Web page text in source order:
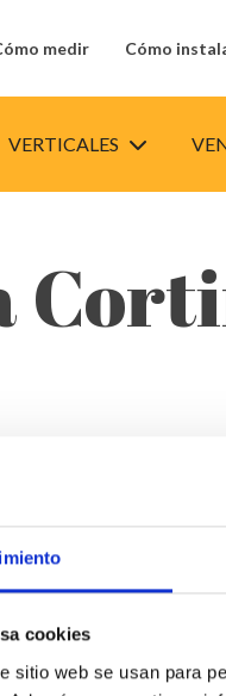
cookies
sitio web se usan para
medir Cómo
VERTICALES
hacemos y cómo lo
en el paquete
y contacta con